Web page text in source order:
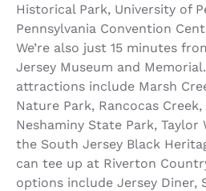
Historical Park, University of
Pennsylvania Convention
We’re also just 15 minutes
Jersey Museum and
attractions include Marsh
Nature Park, Rancocas
Neshaminy State Park, Taylor
the South Jersey Black
can tee up at Riverton
options include Jersey Diner,